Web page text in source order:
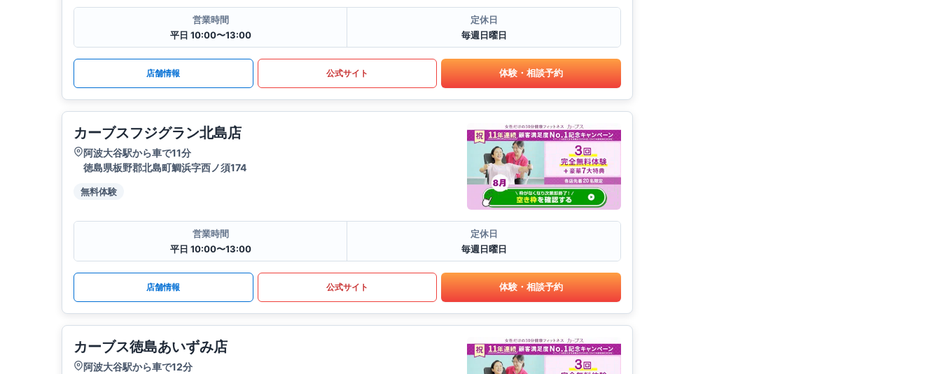
営業時間
平日 10:00〜13:00
定休日
毎週日曜日
店舗情報 公式サイト 体験・相談予約
カーブスフジグラン北島店
阿波大谷駅から車で11分
徳島県板野郡北島町鯛浜字西ノ須174
無料体験
営業時間
平日 10:00〜13:00
定休日
毎週日曜日
店舗情報 公式サイト 体験・相談予約
カーブス徳島あいずみ店
阿波大谷駅から車で12分